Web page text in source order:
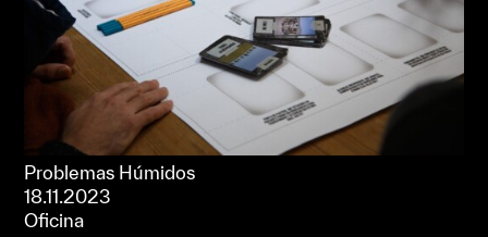
Problemas Húmidos
18.11.2023
Oficina